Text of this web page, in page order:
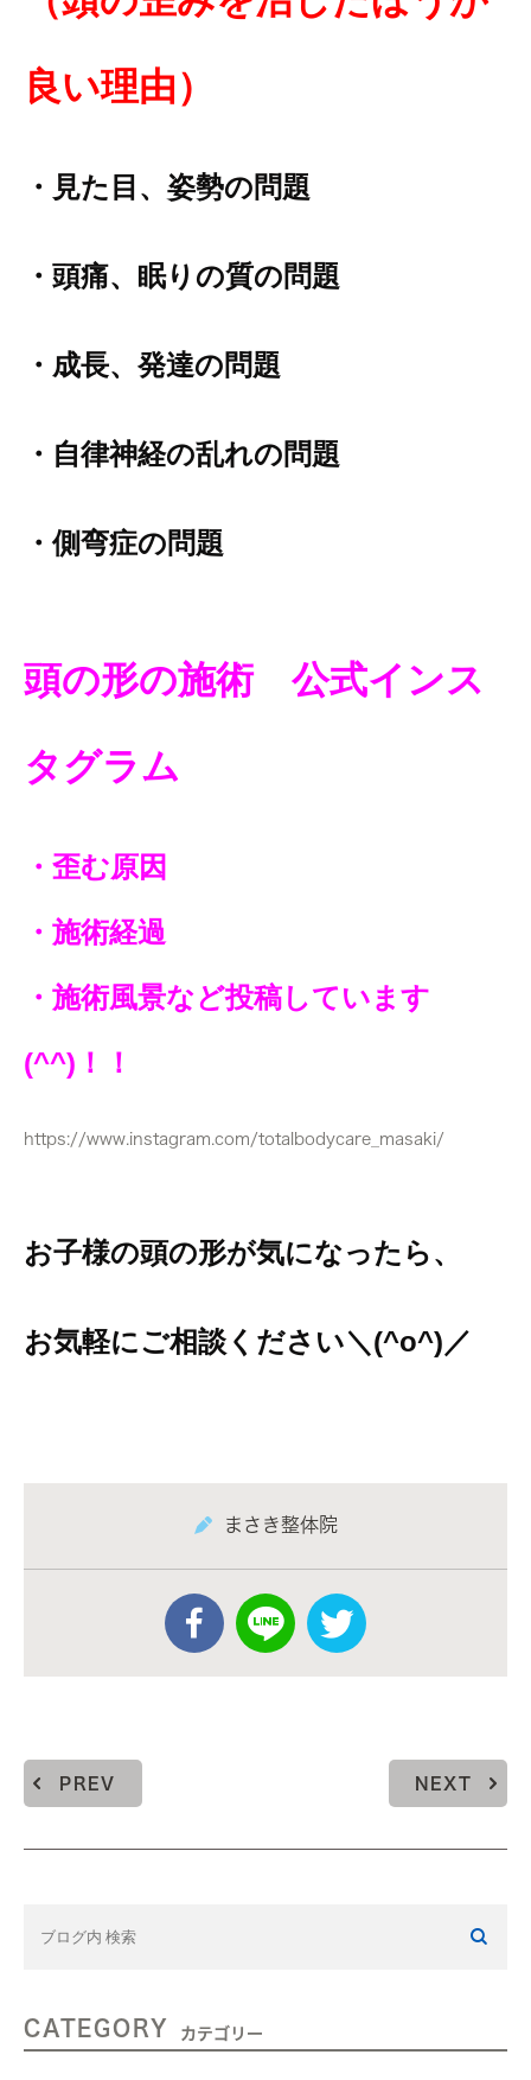
良い理由）
・見た目、 姿勢の問題
・頭痛、眠りの質の問題
・成長、発達の問題
・自律神経の乱れの問題
・側弯症の問題
頭の形の施術 公式インス
タグラム
・歪む原因
・施術経過
・施術風景など投稿しています
(^^)！！
https://www.instagram.com/totalbodycare_masaki/
お子様の頭の形が気になったら、
お気軽にご相談ください＼(^o^)／
まさき整体院
PREV NEXT
CATEGORY カテゴリー